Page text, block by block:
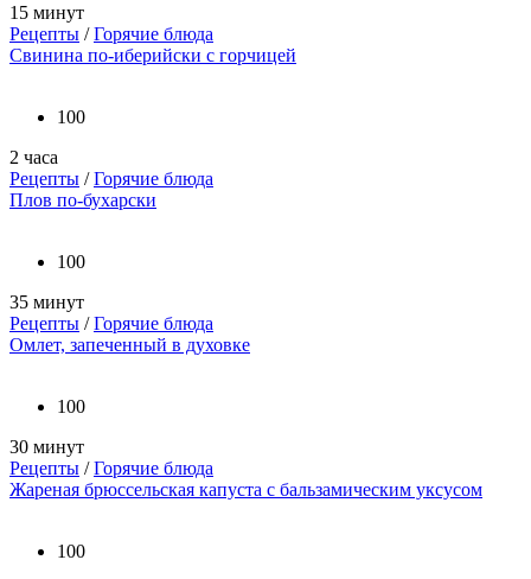
15 минут
Рецепты /Горячие блюда
Свинина по-иберийски с горчицей
100
2 часа
Рецепты /Горячие блюда
Плов по-бухарски
100
35 минут
Рецепты /Горячие блюда
Омлет, запеченный в духовке
100
30 минут
Рецепты /Горячие блюда
Жареная брюссельская капуста с бальзамическим уксусом
100